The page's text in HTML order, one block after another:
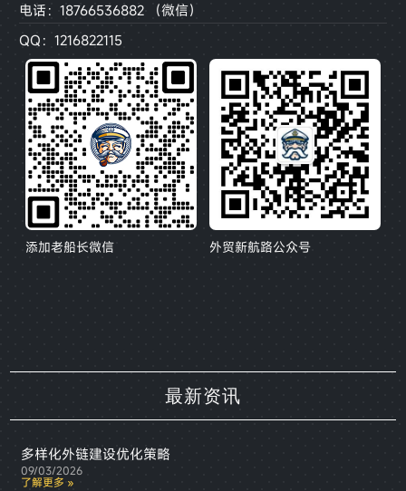
电话：18766536882 （微信）
QQ：1216822115
添加老船长微信 外贸新航路公众号
最新资讯
多样化外链建设优化策略
09/03/2026
了解更多 »